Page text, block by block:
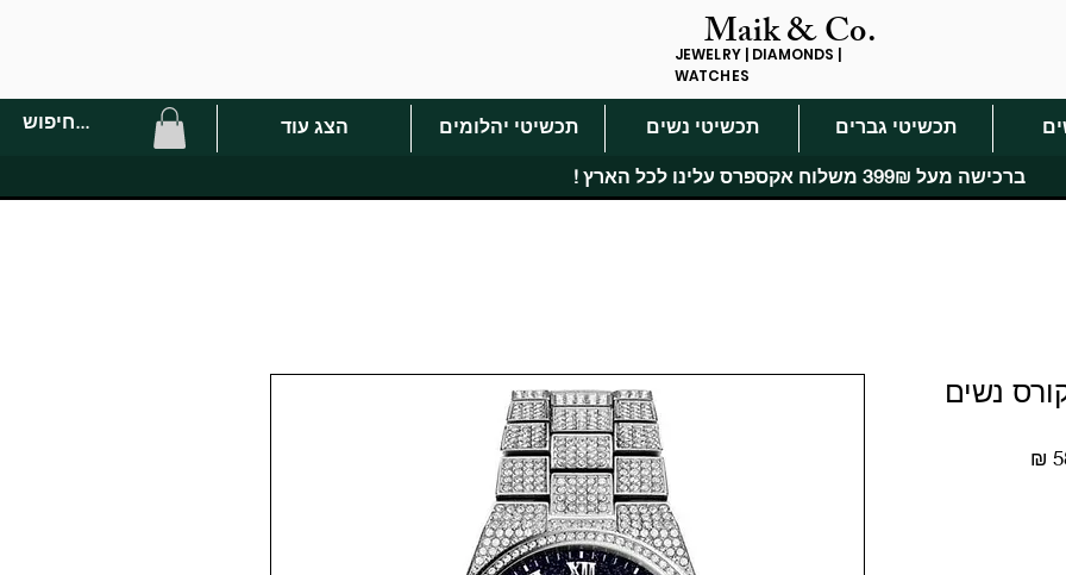
Maik & Co.
JEWELRY | DIAMONDS |
WATCHES
תכשיטי גברים תכשיטי נשים תכשיטי יהלומים הצג עוד
ברכישה מעל 399₪ משלוח אקספרס עלינו לכל הארץ !